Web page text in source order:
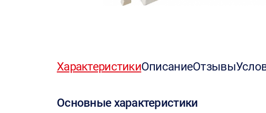
ХарактеристикиОписаниеОтзывы
Основные характеристики